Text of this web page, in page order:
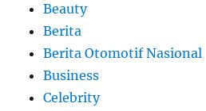
Beauty
Berita
Berita Otomotif Nasional
Business
Celebrity